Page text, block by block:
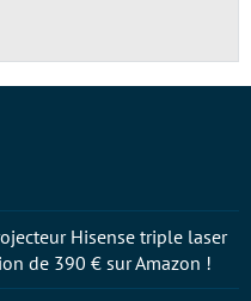
Hisense triple laser
de 390 € sur Amazon !